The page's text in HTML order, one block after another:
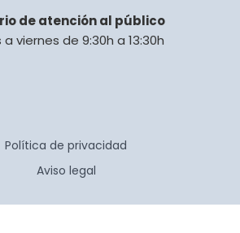
de atención al público
a viernes de 9:30h a 13:30h
Política de privacidad
Aviso legal